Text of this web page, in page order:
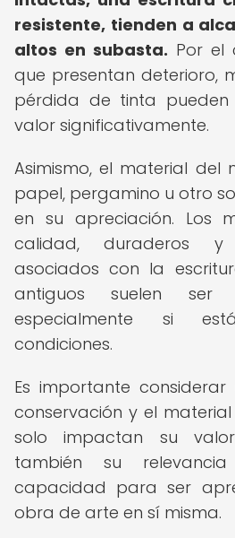
resistente, tienden a
altos en subasta. Por el
que presentan deterioro,
pérdida de tinta pueden
valor significativamente.
Asimismo, el material del
papel, pergamino u otro
en su apreciación. Los
calidad, duraderos y
asociados con la
antiguos suelen ser
especialmente si
condiciones.
Es importante
conservación y el
solo impactan su
también su
capacidad para ser
obra de arte en sí misma.